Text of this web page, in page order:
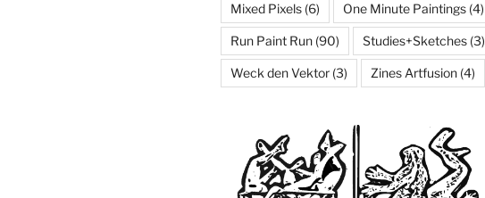
Mixed Pixels(6) One Minute Paintings(4)
Run Paint Run(90) Studies+Sketches(3)
Weck den Vektor(3) Zines Artfusion(4)